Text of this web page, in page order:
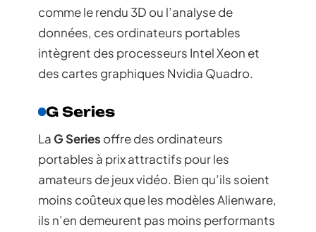
comme le rendu 3D ou l’analyse de
données, ces ordinateurs portables
intègrent des processeurs Intel Xeon et
des cartes graphiques Nvidia Quadro.
G Series
LaG Series offre des ordinateurs
portables à prix attractifs pour les
amateurs de jeux vidéo. Bien qu’ils soient
moins coûteux que les modèles Alienware,
ils n’en demeurent pas moins performants